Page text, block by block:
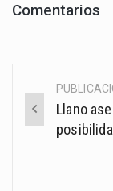
Comentarios
PostLlano